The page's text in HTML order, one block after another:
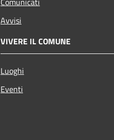
Avvisi
VIVERE IL COMUNE
Luoghi
Eventi